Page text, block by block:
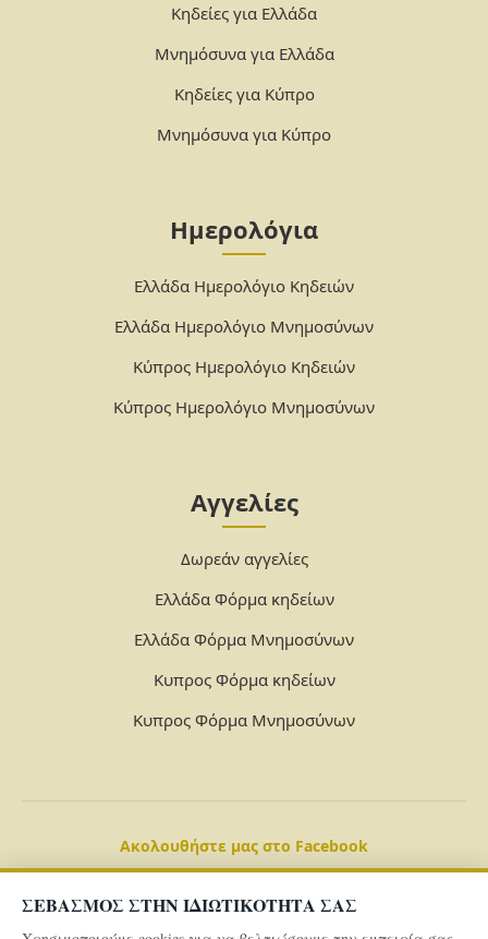
ΣΕΒΑΣΜΟΣ ΣΤΗΝ ΙΔΙΩΤΙΚΟΤΗΤΑ ΣΑΣ
Κηδείες για Ελλάδα
Μνημόσυνα για Ελλάδα
Κηδείες για Κύπρο
Μνημόσυνα για Κύπρο
Ημερολόγια
Ελλάδα Ημερολόγιο Κηδειών
Ελλάδα Ημερολόγιο Μνημοσύνων
Κύπρος Ημερολόγιο Κηδειών
Κύπρος Ημερολόγιο Μνημοσύνων
Αγγελίες
Δωρεάν αγγελίες
Ελλάδα Φόρμα κηδείων
Ελλάδα Φόρμα Μνημοσύνων
Κυπρος Φόρμα κηδείων
Κυπρος Φόρμα Μνημοσύνων
Ακολουθήστε μας στο Facebook